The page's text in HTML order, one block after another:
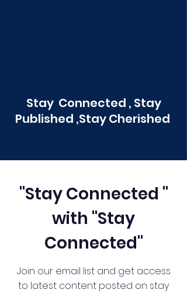
Stay Connected , Stay
Published ,Stay Cherished
"Stay Connected "
with "Stay
Connected"
Join our email list and get access
to latest content posted on stay